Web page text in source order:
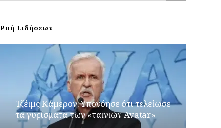
Ροή Ειδήσεων
Τζέιμς Κάμερον: Υπονόησε ότι τελείωσε
τα γυρίσματα των «ταινιών Avatar»